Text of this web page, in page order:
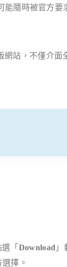
隨時被官方要
網站，不僅介
「 Download 」
擇。